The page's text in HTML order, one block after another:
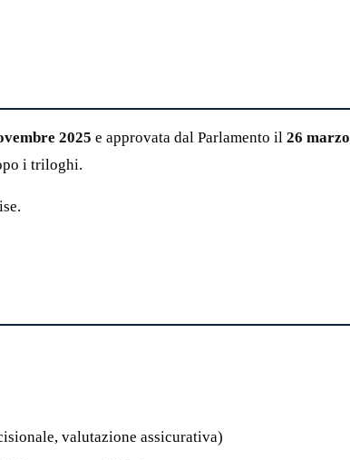
2025 e approvata dal Parlamento il 26
i triloghi.
valutazione assicurativa)